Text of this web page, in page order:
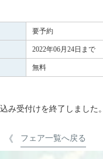
要予約
2022年06月24日まで
無料
み受付けを終了しました。
フェア一覧へ戻る